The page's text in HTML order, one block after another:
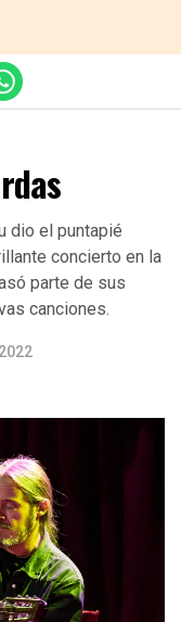
dio el puntapié
concierto en la
parte de sus
canciones.